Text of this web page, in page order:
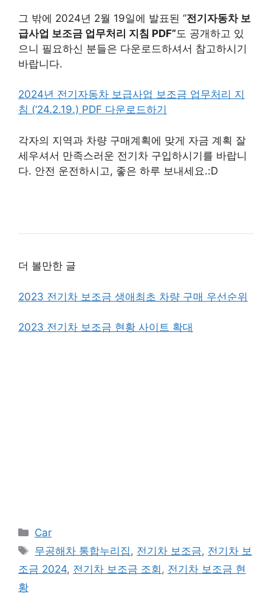
그 밖에 2024년 2월 19일에 발표된 “전기자동차 보
급사업 보조금 업무처리 지침 PDF”도 공개하고 있
으니 필요하신 분들은 다운로드하셔서 참고하시기
바랍니다.
2024년 전기자동차 보급사업 보조금 업무처리 지
침 (‘24.2.19.) PDF 다운로드하기
각자의 지역과 차량 구매계획에 맞게 자금 계획 잘
세우셔서 만족스러운 전기차 구입하시기를 바랍니
다. 안전 운전하시고, 좋은 하루 보내세요.:D
더 볼만한 글
2023 전기차 보조금 생애최초 차량 구매 우선순위
2023 전기차 보조금 현황 사이트 확대
카
테
고
리
Car
태
그
무공해차 통합누리집 , 전기차 보조금, 전기차 보
조금 2024, 전기차 보조금 조회 , 전기차 보조금 현
황